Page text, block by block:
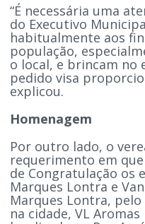
“É necessária uma
do Executivo
habitualmente aos
população,
o local, e brincam no
pedido visa
explicou.
Homenagem
Por outro lado, o
requerimento em
de Congratulação os
Marques Lontra e
Marques Lontra,
na cidade, VL